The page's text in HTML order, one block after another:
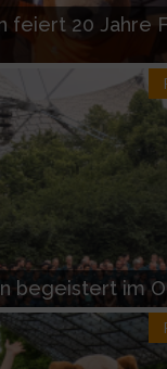
feiert 20 Jahre
begeistert im